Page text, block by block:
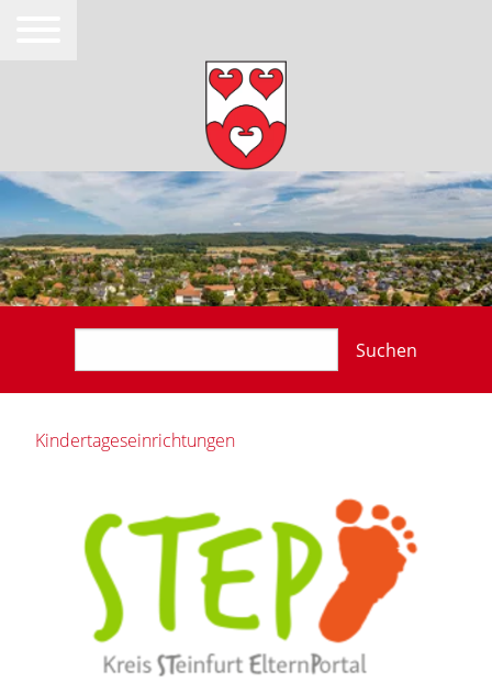
Suchen
Kindertageseinrichtungen